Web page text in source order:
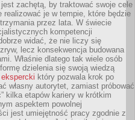
jest zachętą, by traktować swoje cele
realizować je w tempie, które będzie
przez lata. W świecie
kompetencji
widać, że nie liczy się
lecz konsekwencja budowana
Właśnie dlatego tak wiele osób
dzielenia się swoją wiedzą
ekspercki który pozwala krok po
własny autorytet, zamiast próbować
kilka etapów kariery w krótkim
aspektem powolnej
jest umiejętność pracy zgodnie z